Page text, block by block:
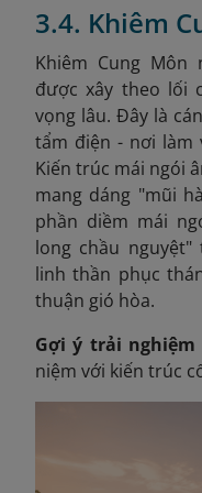
3.4. Khiêm
Khiêm Cung
được xây theo lối
vọng lâu. Đây là
tẩm điện - nơi làm
Kiến trúc mái ngói
mang dáng "mũi
phần diềm mái
long chầu
linh thần phục
thuận gió hòa.
Gợi ý trải
niệm với kiến trúc